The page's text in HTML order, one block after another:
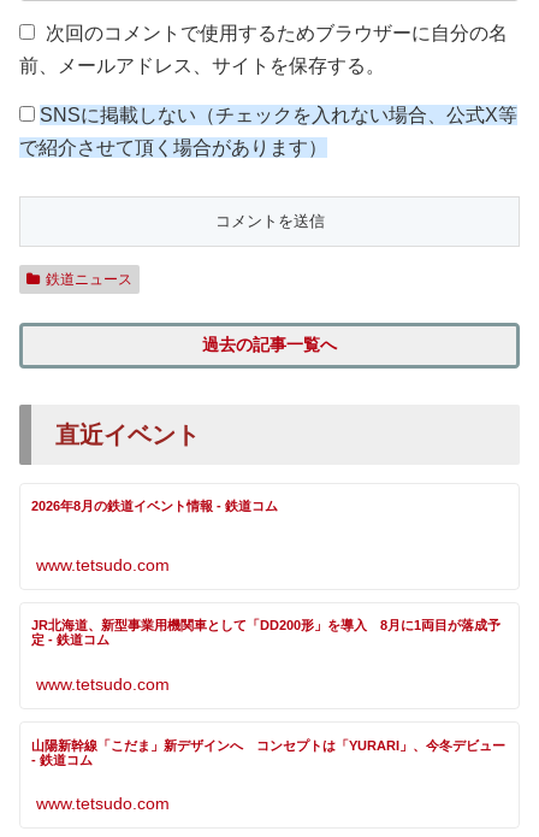
次回のコメントで使用するためブラウザーに自分の名
前、メールアドレス、サイトを保存する。
SNSに掲載しない（チェックを入れない場合、公式X等
で紹介させて頂く場合があります）
鉄道ニュース
過去の記事一覧へ
直近イベント
2026年8月の鉄道イベント情報 - 鉄道コム
www.tetsudo.com
JR北海道、新型事業用機関車として「DD200形」を導入 8月に1両目が落成予
定 - 鉄道コム
www.tetsudo.com
山陽新幹線「こだま」新デザインへ コンセプトは「YURARI」、今冬デビュー
- 鉄道コム
www.tetsudo.com